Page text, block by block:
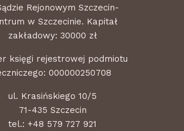
Rejonowym Szczecin-
w Szczecinie. Kapitał
zakładowy: 30000 zł
księgi rejestrowej podmiotu
000000250708
ul. Krasińskiego 10/5
71-435 Szczecin
tel.:+48 579 727 921